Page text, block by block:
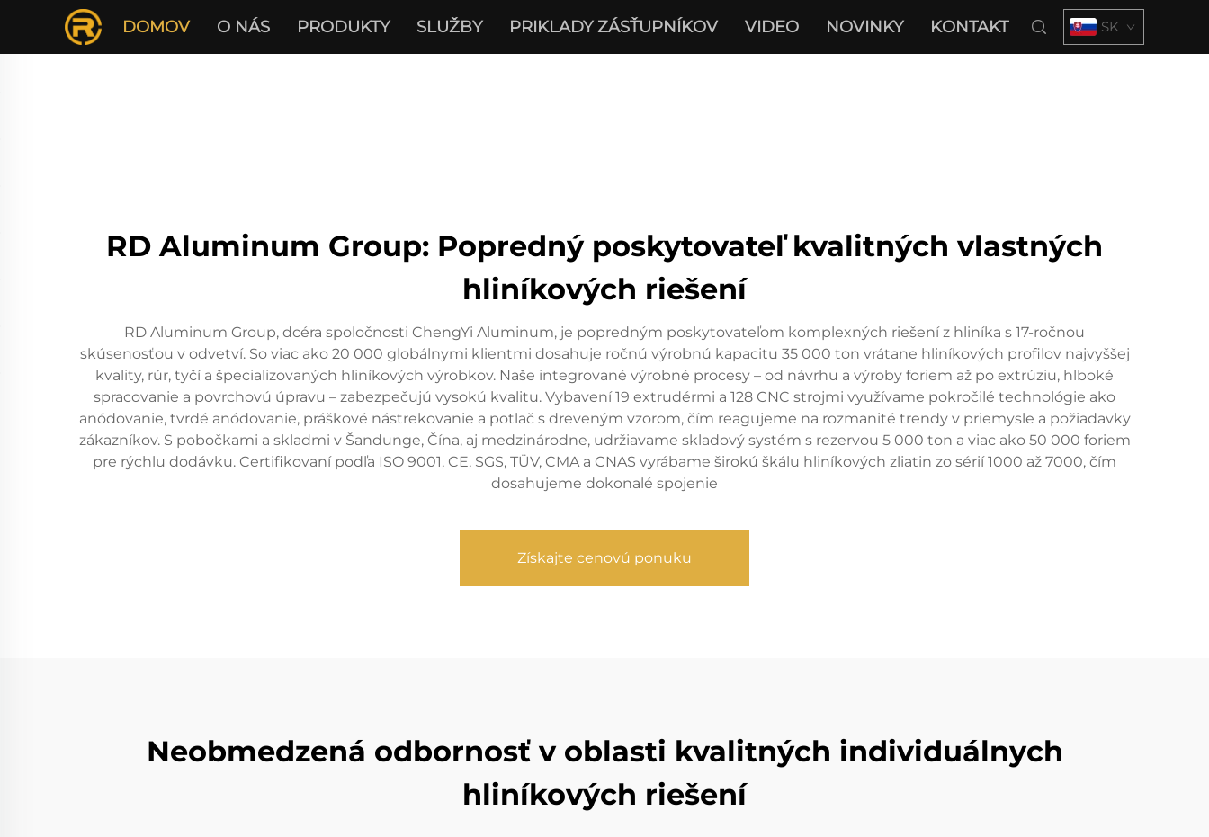
DOMOV O NÁS PRODUKTY SLUŽBY PRIKLADY ZÁSŤUPNÍKOV VIDEO NOVINKY KONTAKT SK
RD Aluminum Group: Popredný poskytovateľ kvalitných vlastných
hliníkových riešení
RD Aluminum Group, dcéra spoločnosti ChengYi Aluminum, je popredným poskytovateľom komplexných riešení z hliníka s 17-ročnou
skúsenosťou v odvetví. So viac ako 20 000 globálnymi klientmi dosahuje ročnú výrobnú kapacitu 35 000 ton vrátane hliníkových profilov najvyššej
kvality, rúr, tyčí a špecializovaných hliníkových výrobkov. Naše integrované výrobné procesy – od návrhu a výroby foriem až po extrúziu, hlboké
spracovanie a povrchovú úpravu – zabezpečujú vysokú kvalitu. Vybavení 19 extrudérmi a 128 CNC strojmi využívame pokročilé technológie ako
anódovanie, tvrdé anódovanie, práškové nástrekovanie a potlač s dreveným vzorom, čím reagujeme na rozmanité trendy v priemysle a požiadavky
zákazníkov. S pobočkami a skladmi v Šandunge, Čína, aj medzinárodne, udržiavame skladový systém s rezervou 5 000 ton a viac ako 50 000 foriem
pre rýchlu dodávku. Certifikovaní podľa ISO 9001, CE, SGS, TÜV, CMA a CNAS vyrábame širokú škálu hliníkových zliatin zo sérií 1000 až 7000, čím
dosahujeme dokonalé spojenie
Získajte cenovú ponuku
Neobmedzená odbornosť v oblasti kvalitných individuálnych
hliníkových riešení